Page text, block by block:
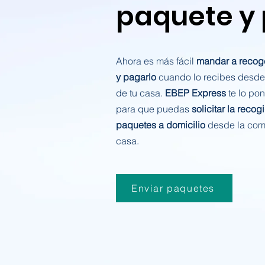
paquete
Ahora es más fácil mandar a
y pagarlo cuando lo recibes
de tu casa. EBEP Express te lo
para que puedas solicitar la
paquetes a domicilio desde la
casa.
Enviar paquetes